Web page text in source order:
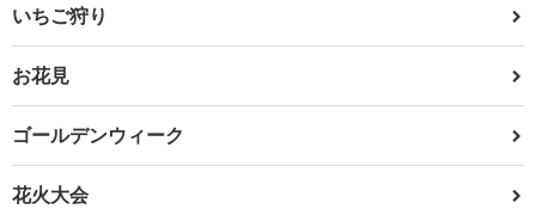
いちご狩り
お花見
ゴールデンウィーク
花火大会